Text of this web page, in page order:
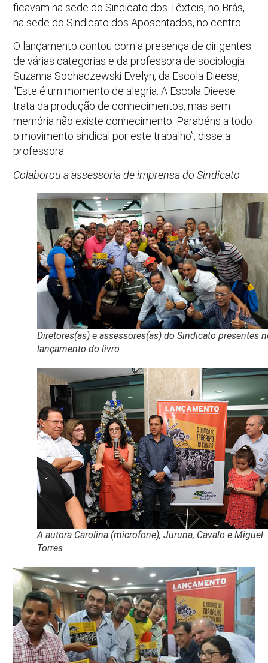
ficavam na sede do Sindicato dos Têxteis, no Brás,
na sede do Sindicato dos Aposentados, no centro.
O lançamento contou com a presença de dirigentes
de várias categorias e da professora de sociologia
Suzanna Sochaczewski Evelyn, da Escola Dieese,
“Este é um momento de alegria. A Escola Dieese
trata da produção de conhecimentos, mas sem
memória não existe conhecimento. Parabéns a todo
o movimento sindical por este trabalho”, disse a
professora.
Colaborou a assessoria de imprensa do Sindicato
Diretores(as) e assessores(as) do Sindicato presentes
lançamento do livro
A autora Carolina (microfone), Juruna, Cavalo e Miguel
Torres